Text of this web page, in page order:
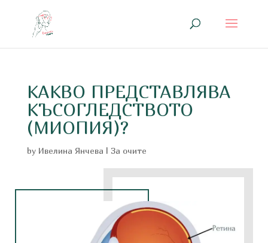
КАКВО ПРЕДСТАВЛЯВА
КЪСОГЛЕДСТВОТО
(МИОПИЯ)?
by Ивелина Янчева | За очите